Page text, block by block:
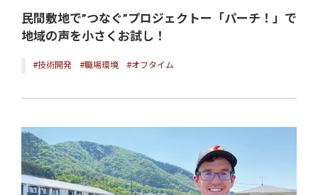
民間敷地で”つなぐ”プロジェクトー「パーチ！」で
地域の声を小さくお試し！
#技術開発 #職場環境 #オフタイム